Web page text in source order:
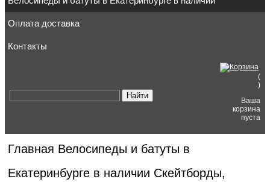
Оплата доставка
Контакты
(
)
Ваша
корзина
пуста
Главная Велосипеды и батуты в
Екатеринбурге в наличии Скейтборды,